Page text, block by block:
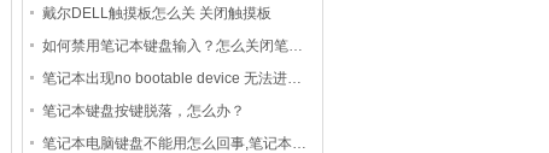
戴尔DELL触摸板怎么关 关闭触摸板
如何禁用笔记本键盘输入？怎么关闭笔…
笔记本出现no bootable device 无法进…
笔记本键盘按键脱落，怎么办？
笔记本电脑键盘不能用怎么回事,笔记本…